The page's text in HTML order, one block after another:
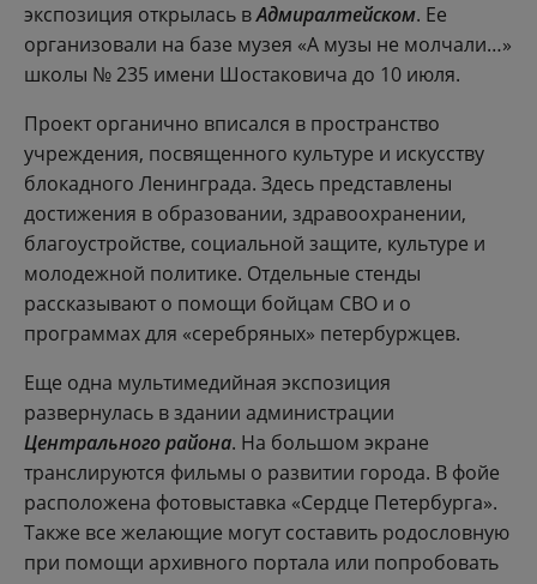
экспозиция открылась вАдмиралтейском. Ее
организовали на базе музея «А музы не молчали…»
школы № 235 имени Шостаковича до 10 июля.
Проект органично вписался в пространство
учреждения, посвященного культуре и искусству
блокадного Ленинграда. Здесь представлены
достижения в образовании, здравоохранении,
благоустройстве, социальной защите, культуре и
молодежной политике. Отдельные стенды
рассказывают о помощи бойцам СВО и о
программах для «серебряных» петербуржцев.
Еще одна мультимедийная экспозиция
развернулась в здании администрации
Центрального района. На большом экране
транслируются фильмы о развитии города. В фойе
расположена фотовыставка «Сердце Петербурга».
Также все желающие могут составить родословную
при помощи архивного портала или попробовать